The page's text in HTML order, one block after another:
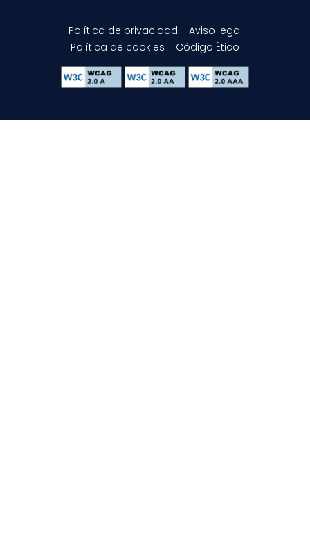
Política de privacidad
Aviso legal
Política de cookies
Código Ético